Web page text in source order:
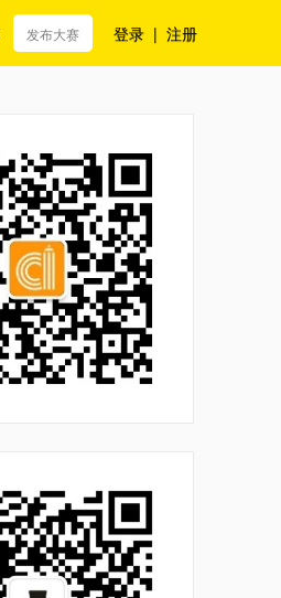
发布大赛 登录 | 注册